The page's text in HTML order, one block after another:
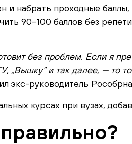
и набрать проходные
90–100 баллов без
без проблем. Если я
„Вышку“ и так далее, — то
экс-руководитель
курсах при вузах,